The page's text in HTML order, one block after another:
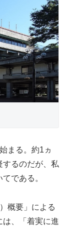
まる。約1ヵ
するのだが、私
である。
概要」による
は、「着実に進